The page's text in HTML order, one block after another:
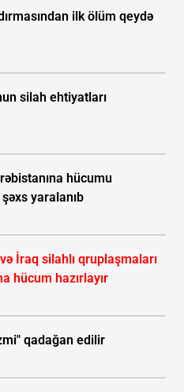
ilk ölüm qeydə
silah ehtiyatları
hücumu
yaralanıb
İraq silahlı qruplaşmaları
hücum hazırlayır
qadağan edilir